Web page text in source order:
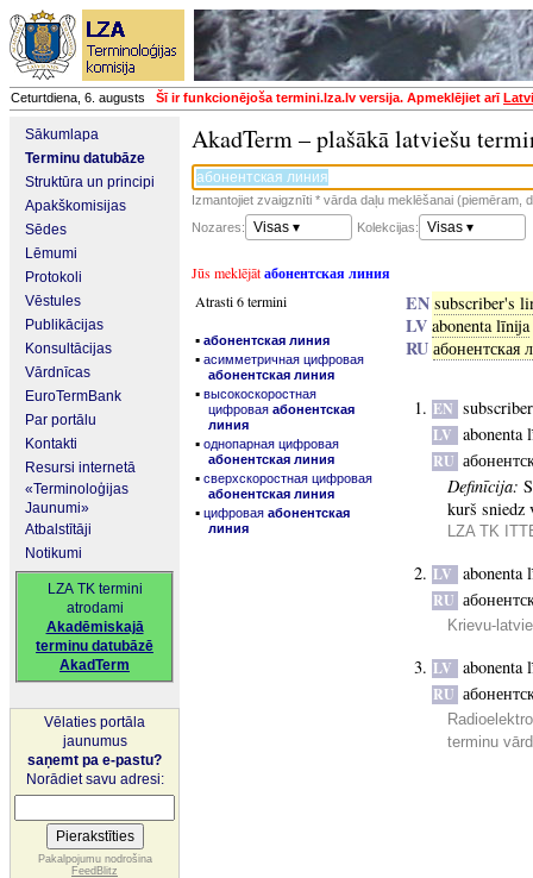
Ceturtdiena, 6. augusts Šī ir funkcionējoša termini.lza.lv versija. Apmeklējiet arī
Sākumlapa
Terminu datubāze
Struktūra un principi
Apakškomisijas
Sēdes
Lēmumi
Protokoli
Vēstules
Publikācijas
Konsultācijas
Vārdnīcas
EuroTermBank
Par portālu
Kontakti
Resursi internetā
«Terminoloģijas
Jaunumi»
Atbalstītāji
Notikumi
LZA TK termini
atrodami
Akadēmiskajā
terminu datubāzē
AkadTerm
Vēlaties portāla
jaunumus
saņemt pa e-pastu?
Norādiet savu adresi:
Pakalpojumu nodrošina
FeedBlitz
AkadTerm – plašākā latviešu
Izmantojiet zvaigznīti * vārda daļu meklēšanai (piemēram,
Nozares:
Visas ▾ Kolekcijas: Visas ▾
Jūs meklējātабонентская линия
Atrasti 6 termini
▪ абонентская линия
▪ асимметричная цифровая
абонентская линия
▪ высокоскоростная
цифровая абонентская
линия
▪ однопарная цифровая
абонентская линия
▪ сверхскоростная цифровая
абонентская линия
▪ цифровая абонентская
линия
EN subscriber's
LV abonenta līnija
RU абонентская
EN
LV abonenta
RU
Definīcija:
kurš sniedz
LZA TK
LV abonenta
RU
Krievu-
LV abonenta
RU
terminu